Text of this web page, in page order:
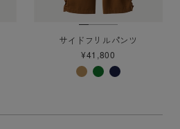
サイドフリルパンツ
¥41,800